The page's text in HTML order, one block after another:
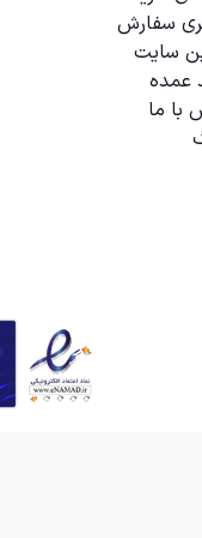
سفارش
سایت
عمده
با ما